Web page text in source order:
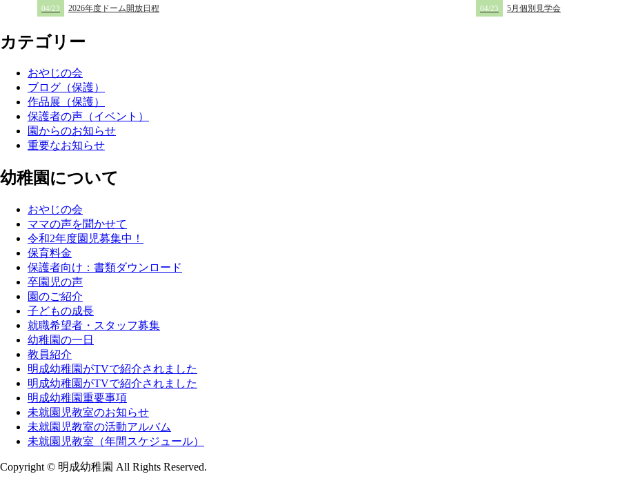
04/23 2026年度ドーム開放日程 04/23 5月個別見学会
カテゴリー
おやじの会
ブログ（保護）
作品展（保護）
保護者の声（イベント）
園からのお知らせ
重要なお知らせ
幼稚園について
おやじの会
ママの声を聞かせて
令和2年度園児募集中！
保育料金
保護者向け：書類ダウンロード
卒園児の声
園のご紹介
子どもの成長
就職希望者・スタッフ募集
幼稚園の一日
教員紹介
明成幼稚園がTVで紹介されました
明成幼稚園がTVで紹介されました
明成幼稚園重要事項
未就園児教室のお知らせ
未就園児教室の活動アルバム
未就園児教室（年間スケジュール）
Copyright © 明成幼稚園 All Rights Reserved.